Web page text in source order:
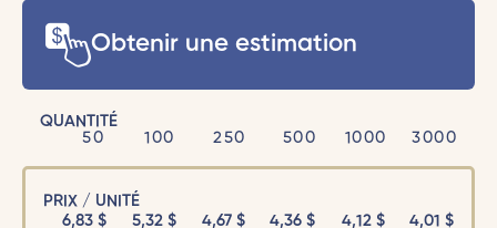
Obtenir une estimation
QUANTITÉ
50
100 250 500 1000 3000
PRIX / UNITÉ
6,83$ 5,32 $ 4,67$ 4,36$ 4,12 $ 4,01$